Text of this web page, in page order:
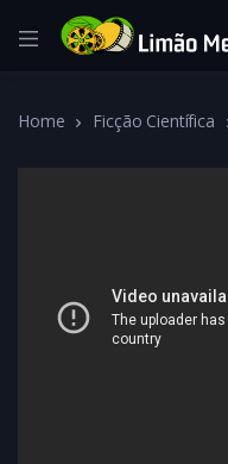
Home Ficção Científica